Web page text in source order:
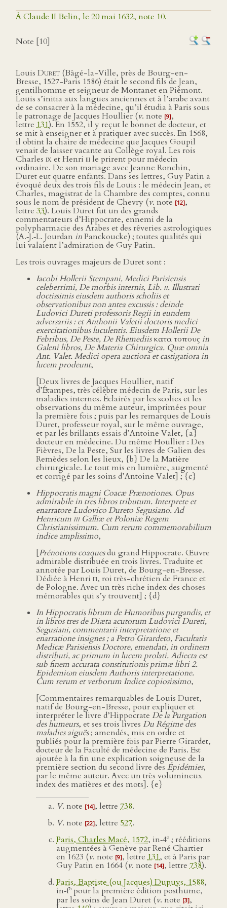
À Claude II Belin, le 20 mai 1632, note 10.
Note [10]
Louis Duret (Bâgé-la-Ville, près de Bourg-en-
Bresse, 1527-Paris 1586) était le second fils de Jean,
gentilhomme et seigneur de Montanet en Piémont.
Louis s’initia aux langues anciennes et à l’arabe avant
de se consacrer à la médecine, qu’il étudia à Paris sous
le patronage de Jacques Houllier (v. note [9],
lettre 131). En 1552, il y reçut le bonnet de docteur, et
se mit à enseigner et à pratiquer avec succès. En 1568,
il obtint la chaire de médecine que Jacques Goupil
venait de laisser vacante au Collège royal. Les rois
Charles ix et Henri iii le prirent pour médecin
ordinaire. De son mariage avec Jeanne Ronchin,
Duret eut quatre enfants. Dans ses lettres, Guy Patin a
évoqué deux des trois fils de Louis : le médecin Jean, et
Charles, magistrat de la Chambre des comptes, connu
sous le nom de président de Chevry (v. note [12],
lettre 33). Louis Duret fut un des grands
commentateurs d’Hippocrate, ennemi de la
polypharmacie des Arabes et des rêveries astrologiques
(A.‑J.‑L. Jourdan inPanckoucke) ; toutes qualités qui
lui valaient l’admiration de Guy Patin.
Les trois ouvrages majeurs de Duret sont :
Iacobi Hollerii Stempani, Medici Parisiensis
celeberrimi, De morbis internis, Lib. ii. Illustrati
doctissimis eiusdem authoris scholiis et
observationibus non antea excussis : deinde
Ludovici Dureti professoris Regii in eundem
adversariis : et Anthonii Valetii doctoris medici
exercitationibus luculentis. Eiusdem Hollerii De
Febribus, De Peste, De Rhemediisκατα τοπους in
Galeni libros, De Materia Chirurgica. Quæ omnia
Ant. Valet. Medici opera auctiora et castigatiora in
lucem prodeunt,
[Deux livres de Jacques Houllier, natif
d’Étampes, très célèbre médecin de Paris, sur les
maladies internes. Éclairés par les scolies et les
observations du même auteur, imprimées pour
la première fois ; puis par les remarques de Louis
Duret, professeur royal, sur le même ouvrage,
et par les brillants essais d’Antoine Valet, {a}
docteur en médecine. Du même Houllier : Des
Fièvres, De la Peste, Sur les livres de Galien des
Remèdes selon les lieux, {b} De la Matière
chirurgicale. Le tout mis en lumière, augmenté
et corrigé par les soins d’Antoine Valet] ; {c}
Hippocratis magni Coacæ Prænotiones. Opus
admirabile in tres libros tributum. Interprete et
enarratore Ludovico Dureto Segusiano. Ad
Henricum iiiGalliæ et Poloniæ Regem
Christianissimum. Cum rerum commemorabilium
indice amplissimo,
[Prénotions coaquesdu grand Hippocrate. Œuvre
admirable distribuée en trois livres. Traduite et
annotée par Louis Duret, de Bourg-en-Bresse.
Dédiée à Henri iii, roi très-chrétien de France et
de Pologne. Avec un très riche index des choses
mémorables qui s’y trouvent] ; {d}
In Hippocratis librum de Humoribus purgandis, et
in libros tres de Diæta acutorum Ludovici Dureti,
Segusiani, commentarii interpretatione et
enarratione insignes ; a Petro Girardeto, Facultatis
Medicæ Parisiensis Doctore, emendati, in ordinem
distributi, ac primum in lucem prolati. Adiecta est
sub finem accurata constitutionis primæ libri 2.
Epidemiωn eiusdem Authoris interpretatione.
Cum rerum et verborum Indice copiosissimo,
[Commentaires remarquables de Louis Duret,
natif de Bourg-en-Bresse, pour expliquer et
interpréter le livre d’Hippocrate De la Purgation
des humeurs, et ses trois livres Du Régime des
maladies aiguës; amendés, mis en ordre et
publiés pour la première fois par Pierre Girardet,
docteur de la Faculté de médecine de Paris. Est
ajoutée à la fin une explication soigneuse de la
première section du second livre des Épidémies,
par le même auteur. Avec un très volumineux
index des matières et des mots]. {e}
V. note [14], lettre 738.
V. note [22], lettre 527.
Paris, Charles Macé, 1572, in‑4o ; rééditions
augmentées à Genève par René Chartier
en 1623 (v. note [9], lettre 131, et à Paris par
Guy Patin en 1664 (v. note [14], lettre 738).
Paris, Baptiste (ou Jacques) Dupuys, 1588,
in‑fo pour la première édition posthume,
par les soins de Jean Duret (v. note [3],